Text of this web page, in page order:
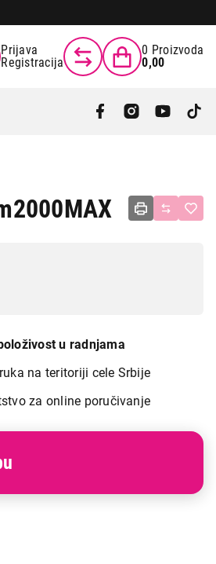
Prijava
Registracija
0 Proizvoda
0,00
u radnjama
na teritoriji cele Srbije
za online poručivanje